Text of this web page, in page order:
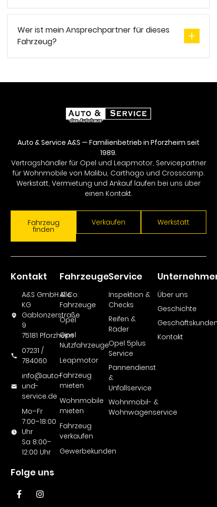
Wer ist mein Ansprechpartner für dieses
Fahrzeug?
Auto & Service A&S — Familienbetrieb in Pforzheim seit
1989.
Vertragshändler für Opel und Leapmotor, Servicepartner
für Wohnmobile von Malibu, Carthago und Crosscamp.
Werkstatt, Vermietung und Ankauf laufen bei uns über
einen Kontakt.
Fahrzeug
finden
Verkaufen Werkstatt
Kontakt
A&S GmbH & Co.
KG
Gablonzerstraße
9
75181 Pforzheim
07231 /
784060
info@auto-
und-
service.de
Mo–Fr
7:00–18:00
Uhr
Sa 8:00–
12:00 Uhr
Folge uns
Fahrzeuge
Alle
Fahrzeuge
Opel
Opel
Nutzfahrzeuge
Leapmotor
Fahrzeug
mieten
Wohnmobile
mieten
Fahrzeug
verkaufen
Gewerbekunden
Service
Inspektion &
Checks
Reifen &
Räder
Opel 5plus
Service
Pannendienst
&
Unfallservice
Wohnmobil- &
Wohnwagenservice
Über uns
Geschichte
Kontakt